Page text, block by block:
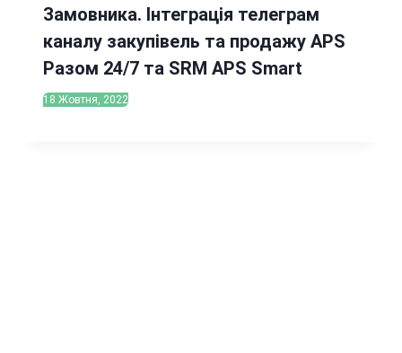
Замовника. Інтеграція телеграм
каналу закупівель та продажу APS
Разом 24/7 та SRM APS Smart
18 Жовтня, 2022